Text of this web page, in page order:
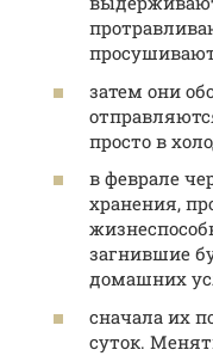
затем они
просто в
в феврале
хранения,
загнившие
домашних
сначала их
суток.